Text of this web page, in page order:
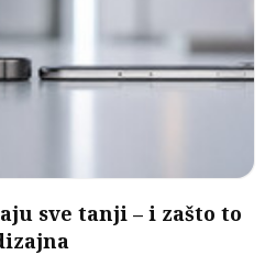
sve tanji – i zašto to